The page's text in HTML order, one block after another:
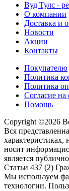
Вуд Тулс -
О компании
Доставка и
Новости
Акции
Контакты
Покупателю
Политика
Политика
Согласие
Помощь
Copyright ©2026
Вся
характеристиках,
носит
является
Статьи 437 (2)
Мы используем
технологии.